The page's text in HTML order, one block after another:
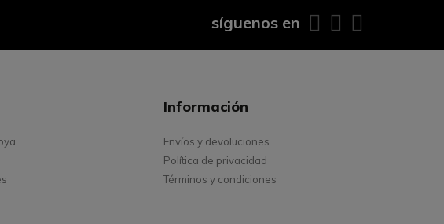
síguenos en
Información
Envíos y devoluciones
Política de privacidad
Términos y condiciones